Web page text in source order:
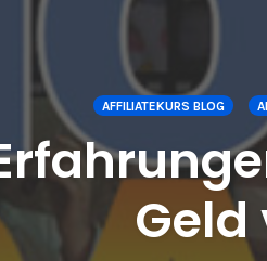
AFFILIATEKURS BLOG
Geld